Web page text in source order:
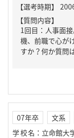
【質問内容】
1回目：人事面
機、前職で心が
すか？何か質問
07年卒 文系
学校名 ： 立命館大